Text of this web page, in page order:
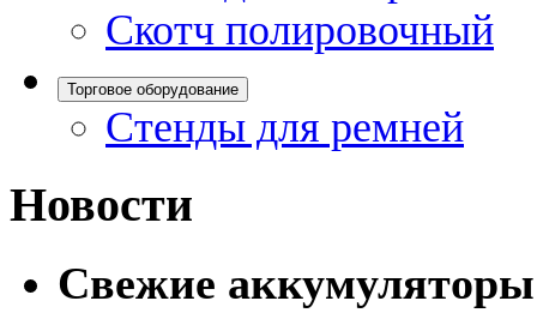
Скотч полировочный
Торговое оборудование
Стенды для ремней
Новости
Свежие